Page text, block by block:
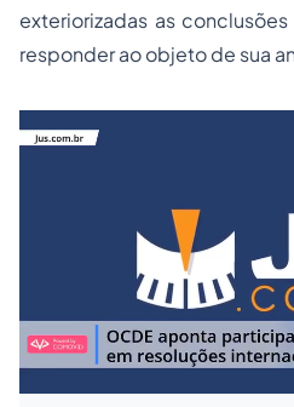
exteriorizadas as
responder ao objeto de sua